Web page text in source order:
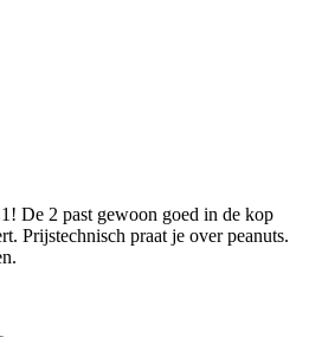
De 2 past gewoon goed in de kop
Prijstechnisch praat je over peanuts.